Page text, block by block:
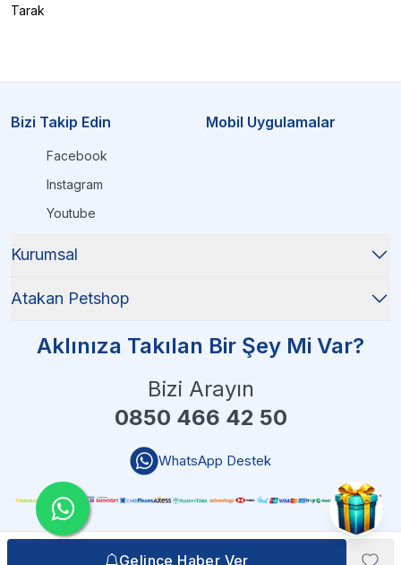
Gelince Haber Ver
Gelince Haber Ver
Tarak
Bizi Takip Edin
Facebook
Instagram
Youtube
Mobil Uygulamalar
Kurumsal
Atakan Petshop
Aklınıza Takılan Bir Şey Mi Var?
Bizi Arayın
0850 466 42 50
WhatsApp Destek